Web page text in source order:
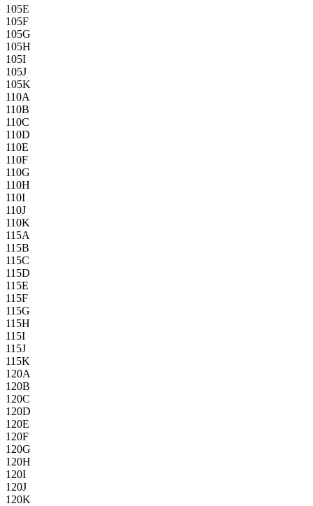
105E
105F
105G
105H
105I
105J
105K
110A
110B
110C
110D
110E
110F
110G
110H
110I
110J
110K
115A
115B
115C
115D
115E
115F
115G
115H
115I
115J
115K
120A
120B
120C
120D
120E
120F
120G
120H
120I
120J
120K